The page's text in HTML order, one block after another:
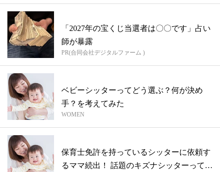
「2027年の宝くじ当選者は〇〇です」占い
師が暴露
PR(合同会社デジタルファーム )
ベビーシッターってどう選ぶ？何が決め
手？を考えてみた
WOMEN
保育士免許を持っているシッターに依頼す
るママ続出！ 話題のキズナシッターって？